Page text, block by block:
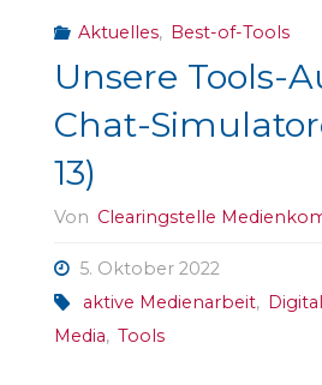
Aktuelles, Best-of-Tools
Unsere Tools-
Chat-
13)
Von Clearingstelle
5. Oktober 2022
aktive Medienarbeit,
Media, Tools